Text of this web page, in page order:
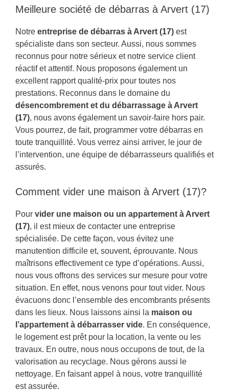
Meilleure société de débarras à Arvert (17)
Notre entreprise de débarras à Arvert (17) est
spécialiste dans son secteur. Aussi, nous sommes
reconnus pour notre sérieux et notre service client
réactif et attentif. Nous proposons également un
excellent rapport qualité-prix pour toutes nos
prestations. Reconnus dans le domaine du
désencombrement et du débarrassage à Arvert
(17), nous avons également un savoir-faire hors pair.
Vous pourrez, de fait, programmer votre débarras en
toute tranquillité. Vous verrez ainsi arriver, le jour de
l’intervention, une équipe de débarrasseurs qualifiés et
assurés.
Comment vider une maison à Arvert (17)?
Pour vider une maison ou un appartement à Arvert
(17), il est mieux de contacter une entreprise
spécialisée. De cette façon, vous évitez une
manutention difficile et, souvent, éprouvante. Nous
maîtrisons effectivement ce type d’opérations. Aussi,
nous vous offrons des services sur mesure pour votre
situation. En effet, nous venons pour tout vider. Nous
évacuons donc l’ensemble des encombrants présents
dans les lieux. Nous laissons ainsi la maison ou
l’appartement à débarrasser vide. En conséquence,
le logement est prêt pour la location, la vente ou les
travaux. En outre, nous nous occupons de tout, de la
valorisation au recyclage. Nous gérons aussi le
nettoyage. En faisant appel à nous, votre tranquillité
est assurée.